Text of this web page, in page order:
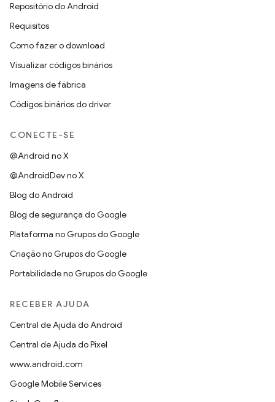
Repositório do Android
Requisitos
Como fazer o download
Visualizar códigos binários
Imagens de fábrica
Códigos binários do driver
CONECTE-SE
@Android no X
@AndroidDev no X
Blog do Android
Blog de segurança do Google
Plataforma no Grupos do Google
Criação no Grupos do Google
Portabilidade no Grupos do Google
RECEBER AJUDA
Central de Ajuda do Android
Central de Ajuda do Pixel
www.android.com
Google Mobile Services